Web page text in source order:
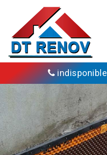
indisponible